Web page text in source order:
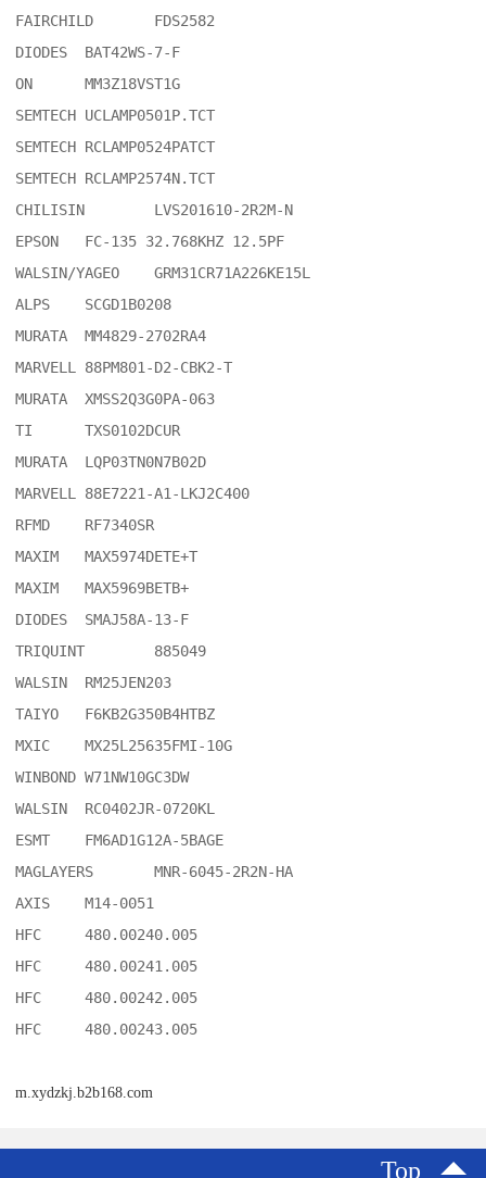
FAIRCHILD	FDS2582
DIODES	BAT42WS-7-F
ON	MM3Z18VST1G
SEMTECH	UCLAMP0501P.TCT
SEMTECH	RCLAMP0524PATCT
SEMTECH	RCLAMP2574N.TCT
CHILISIN	LVS201610-2R2M-N
EPSON	FC-135 32.768KHZ 12.5PF
WALSIN/YAGEO	GRM31CR71A226KE15L
ALPS	SCGD1B0208
MURATA	MM4829-2702RA4
MARVELL	88PM801-D2-CBK2-T
MURATA	XMSS2Q3G0PA-063
TI	TXS0102DCUR
MURATA	LQP03TN0N7B02D
MARVELL	88E7221-A1-LKJ2C400
RFMD	RF7340SR
MAXIM	MAX5974DETE+T
MAXIM	MAX5969BETB+
DIODES	SMAJ58A-13-F
TRIQUINT	885049
WALSIN	RM25JEN203
TAIYO	F6KB2G350B4HTBZ
MXIC	MX25L25635FMI-10G
WINBOND	W71NW10GC3DW
WALSIN	RC0402JR-0720KL
ESMT	FM6AD1G12A-5BAGE
MAGLAYERS	MNR-6045-2R2N-HA
AXIS	M14-0051
HFC	480.00240.005
HFC	480.00241.005
HFC	480.00242.005
m.xydzkj.b2b168.com
Top